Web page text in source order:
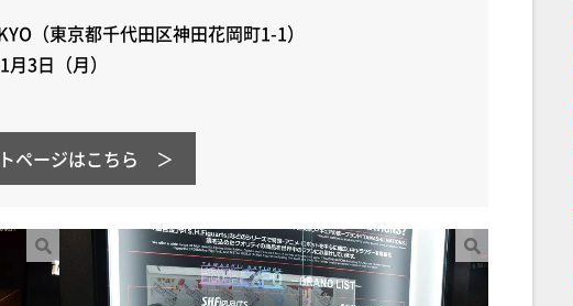
（東京都千代田区神田花岡町1-1）
3日（月）
ページはこちら